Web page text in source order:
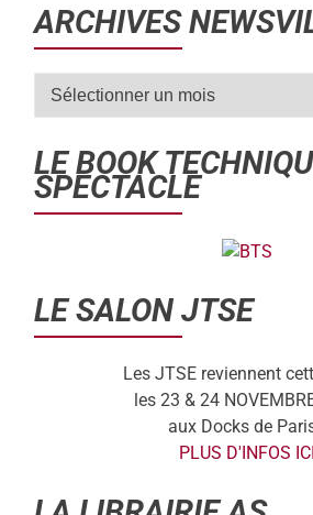
ARCHIVES
LE BOOK
SPECTACLE
LE SALON JTSE
Les JTSE reviennent
les 23 & 24
aux Docks de
PLUS D'INFOS ICI